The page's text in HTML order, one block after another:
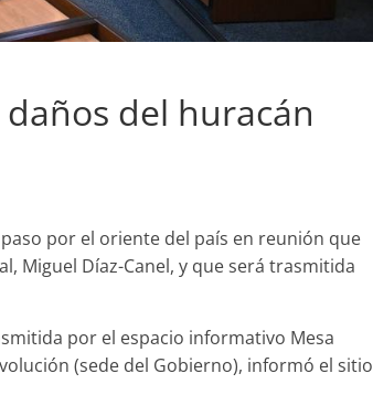
del huracán
por el oriente del país en reunión que
Miguel Díaz-Canel, y que será trasmitida
por el espacio informativo Mesa
(sede del Gobierno), informó el sitio